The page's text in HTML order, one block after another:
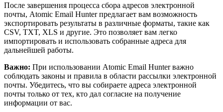
После завершения процесса сбора адресов электронной
почты, Atomic Email Hunter предлагает вам возможность
экспортировать результаты в различные форматы, такие как
CSV, TXT, XLS и другие. Это позволяет вам легко
импортировать и использовать собранные адреса для
дальнейшей работы.
Важно: При использовании Atomic Email Hunter важно
соблюдать законы и правила в области рассылки электронной
почты. Убедитесь, что вы собираете адреса электронной
почты только от тех, кто дал согласие на получение
информации от вас.